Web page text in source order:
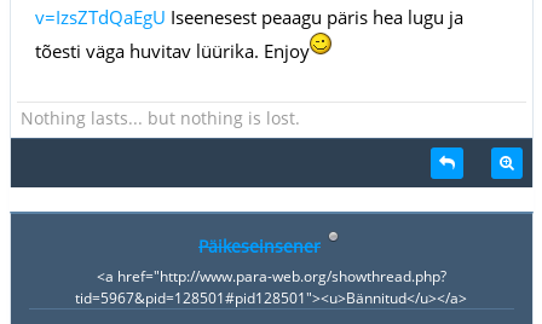
v=IzsZTdQaEgU Iseenesest peaagu päris hea lugu ja
tõesti väga huvitav lüürika. Enjoy
Nothing lasts... but nothing is lost.
Päikeseinsener
<a href="http://www.para-web.org/showthread.php?
tid=5967&pid=128501#pid128501"><u>Bännitud</u></a>